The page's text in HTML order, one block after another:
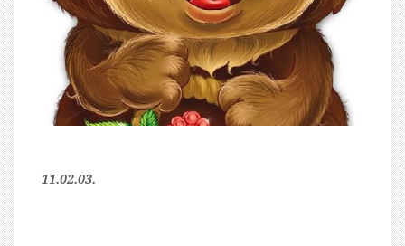
11.02.03.